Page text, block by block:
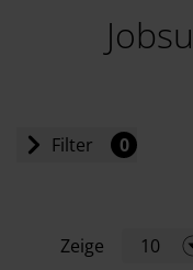
Filter 0
Zeige 10